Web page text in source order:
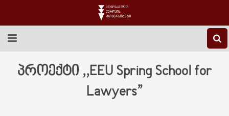
EEU-Ს ᲨᲔᲡᲐᲮᲔᲑ
პროექტი ,,EEU Spring School for
Lawyers”